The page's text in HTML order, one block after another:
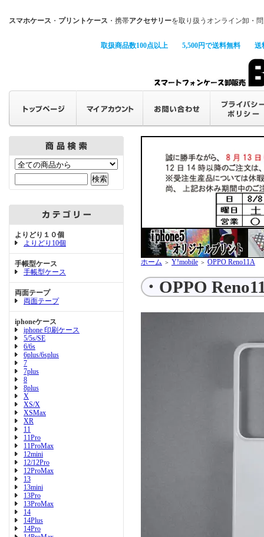
スマホケース ・ プリントケース ・携帯アクセサリーを取り扱うオンライン卸・
取扱商品数100点以上 5,500円で送料無料 送
よりどり１０個
よりどり10個
手帳型ケース
手帳型ケース
両面テープ
両面テープ
iphoneケース
iphone 印刷ケース
5/5s/SE
6/6s
6plus/6splus
7
7plus
8
8plus
X
XS/X
XSMax
XR
11
11Pro
11ProMax
12mini
12/12Pro
12ProMax
13
13mini
13Pro
13ProMax
14
14Plus
14Pro
ホーム ＞ Y!mobile ＞ OPPO Reno11A
・OPPO